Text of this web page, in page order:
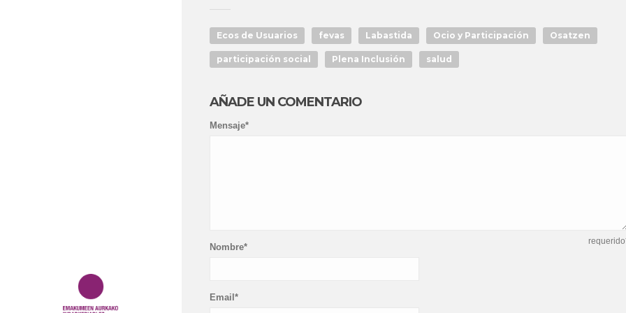
Ecos de Usuarios fevas Labastida Ocio y Participación Osatzen
participación social Plena Inclusión salud
AÑADE UN COMENTARIO
Mensaje*
Nombre*
Email*